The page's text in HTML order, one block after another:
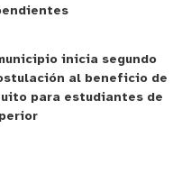
inicia segundo
al beneficio de
para estudiantes de